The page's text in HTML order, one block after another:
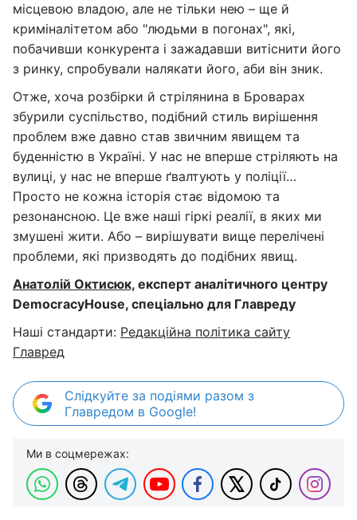
місцевою владою, але не тільки нею – ще й
криміналітетом або "людьми в погонах", які,
побачивши конкурента і зажадавши витіснити його
з ринку, спробували налякати його, аби він зник.
Отже, хоча розбірки й стрілянина в Броварах
збурили суспільство, подібний стиль вирішення
проблем вже давно став звичним явищем та
буденністю в Україні. У нас не вперше стріляють на
вулиці, у нас не вперше ґвалтують у поліції…
Просто не кожна історія стає відомою та
резонансною. Це вже наші гіркі реалії, в яких ми
змушені жити. Або – вирішувати вище перелічені
проблеми, які призводять до подібних явищ.
Анатолій Октисюк, експерт аналітичного центру
DemocracyHouse, спеціально для Главреду
Наші стандарти: Редакційна політика сайту
Главред
Слідкуйте за подіями разом з
Главредом в Google!
Ми в соцмережах: